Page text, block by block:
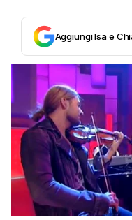
Aggiungi Isa e